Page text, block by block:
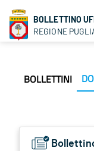
BOLLETTINO
REGIONE
BOLLETTINI